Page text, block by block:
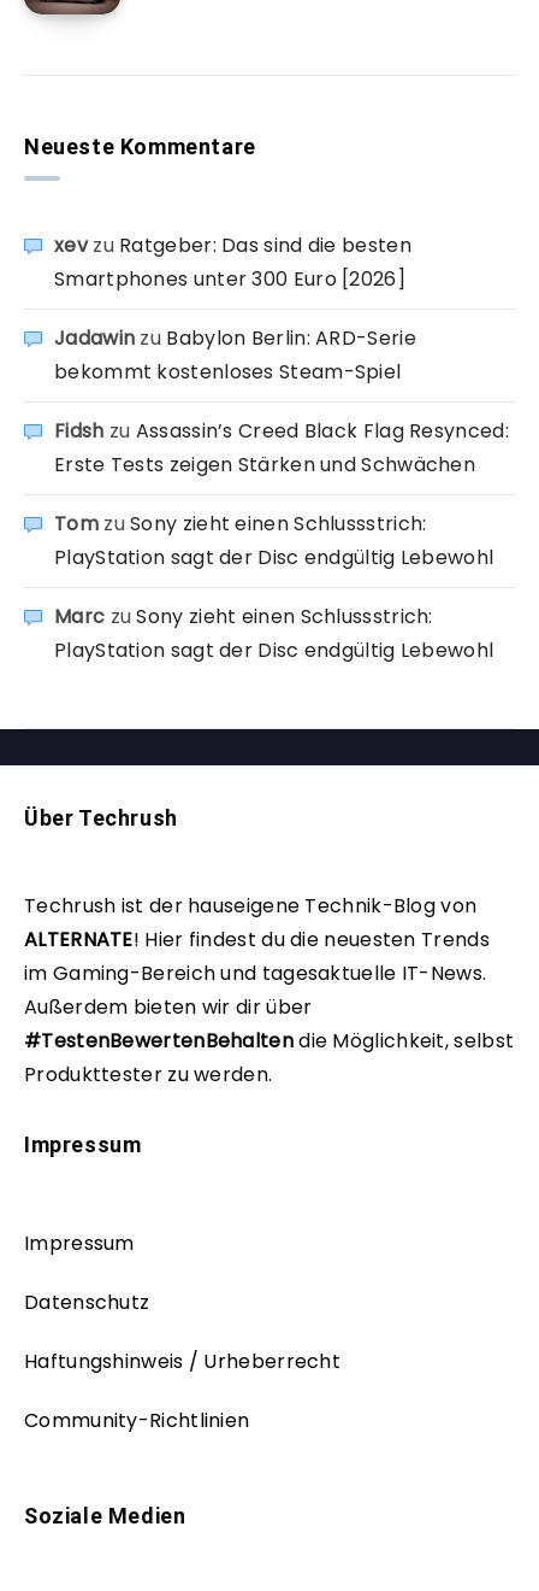
Neueste Kommentare
xevzu Ratgeber: Das sind die besten
Smartphones unter 300 Euro [2026]
Jadawin zu Babylon Berlin: ARD-Serie
bekommt kostenloses Steam-Spiel
Fidsh zu Assassin’s Creed Black Flag Resynced:
Erste Tests zeigen Stärken und Schwächen
TomzuSony zieht einen Schlussstrich:
PlayStation sagt der Disc endgültig Lebewohl
Marc zuSony zieht einen Schlussstrich:
PlayStation sagt der Disc endgültig Lebewohl
Über Techrush
Techrush ist der hauseigene Technik-Blog von
ALTERNATE! Hier findest du die neuesten Trends
im Gaming-Bereich und tagesaktuelle IT-News.
Außerdem bieten wir dir über
#TestenBewertenBehaltendie Möglichkeit, selbst
Produkttester zu werden.
Impressum
Impressum
Datenschutz
Haftungshinweis / Urheberrecht
Community-Richtlinien
Soziale Medien